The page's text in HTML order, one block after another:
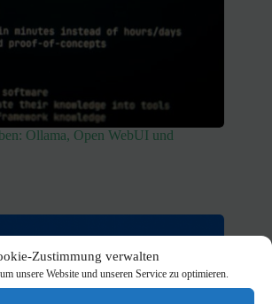
Zustimmung verwalten
unsere Website und unseren Service zu optimieren.
Ollama, Open WebUI und